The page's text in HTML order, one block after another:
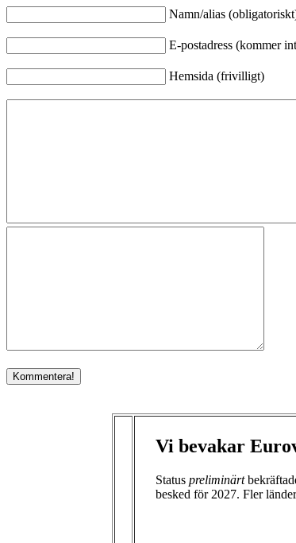
Namn/alias
E-postadress (kommer
Hemsida (frivilligt)
Vi bevakar
Status preliminärt
besked för 2027. Fler